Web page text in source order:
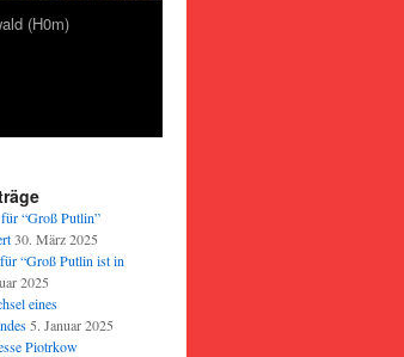
(H0m)
“Groß Putlin”
30. März 2025
“Groß Putlin ist in
2025
eines
5. Januar 2025
Piotrkow